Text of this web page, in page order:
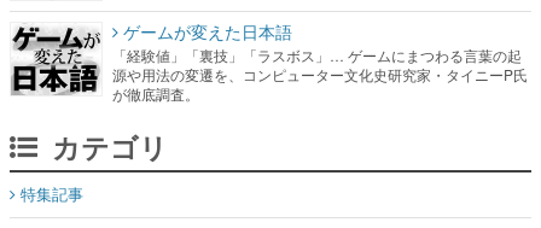
カテゴリ
マンガ
女性向け